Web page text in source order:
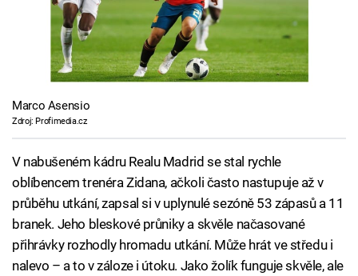
Marco Asensio
Zdroj: Profimedia.cz
V nabušeném kádru Realu Madrid se stal rychle
oblíbencem trenéra Zidana, ačkoli často nastupuje až v
průběhu utkání, zapsal si v uplynulé sezóně 53 zápasů a 11
branek. Jeho bleskové průniky a skvěle načasované
přihrávky rozhodly hromadu utkání. Může hrát ve středu i
nalevo – a to v záloze i útoku. Jako žolík funguje skvěle, ale